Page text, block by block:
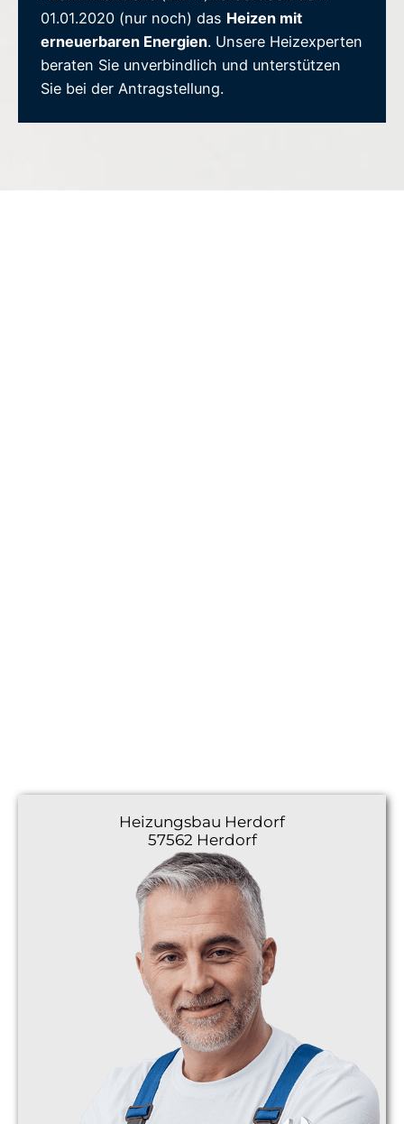
01.01.2020 (nur noch) das Heizen mit
erneuerbaren Energien. Unsere Heizexperten
beraten Sie unverbindlich und unterstützen
Sie bei der Antragstellung.
Heizungsbau Herdorf
57562 Herdorf